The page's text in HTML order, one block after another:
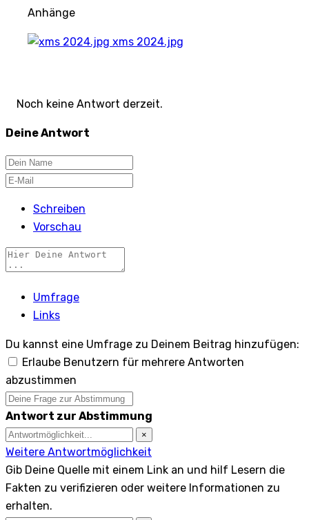
Anhänge
xms 2024.jpg
Noch keine Antwort derzeit.
Deine Antwort
Schreiben
Vorschau
Umfrage
Links
Du kannst eine Umfrage zu Deinem Beitrag hinzufügen:
Erlaube Benutzern für mehrere Antworten
abzustimmen
Antwort zur Abstimmung
×
Weitere Antwortmöglichkeit
Gib Deine Quelle mit einem Link an und hilf Lesern die
Fakten zu verifizieren oder weitere Informationen zu
erhalten.